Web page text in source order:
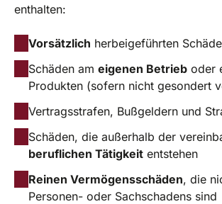
enthalten:
Vorsätzlich herbeigeführten
Schäden am eigenen Betrieb oder
Produkten (sofern nicht gesondert
Vertragsstrafen, Bußgeldern und
Schäden, die außerhalb der
beruflichen Tätigkeit entstehen
Reinen Vermögensschäden, die
Personen- oder Sachschadens sind